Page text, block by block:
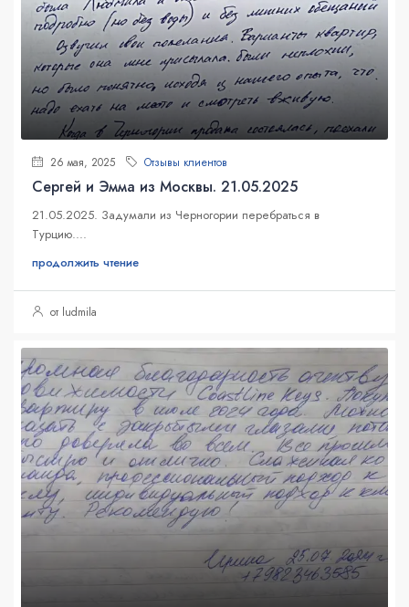
26 мая, 2025 Отзывы клиентов
Сергей и Эмма из Москвы. 21.05.2025
21.05.2025. Задумали из Черногории перебраться в
Турцию....
продолжить чтение
от ludmila